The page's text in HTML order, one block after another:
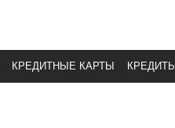
КРЕДИТНЫЕ КАРТЫ КРЕДИТЫ